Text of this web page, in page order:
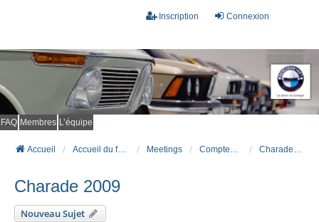
Connexion
Inscription
FAQ Membres L’équipe
Accueil Accueil du forum Meetings Comptes rendus de meetings Charade 2009
Charade 2009
Nouveau Sujet